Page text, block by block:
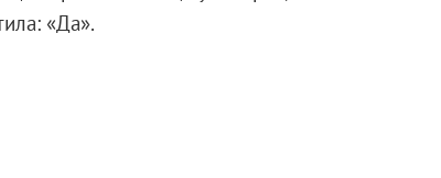
«Да».